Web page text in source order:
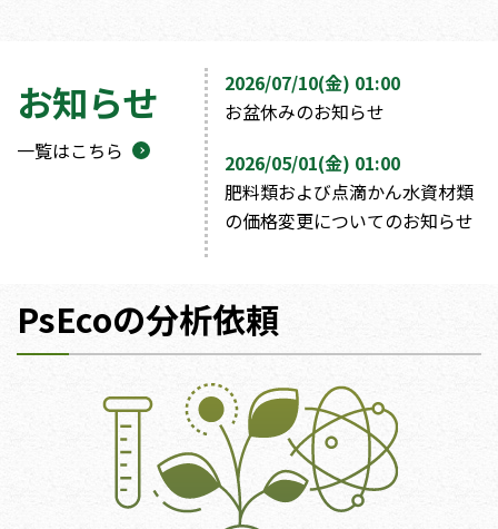
お知らせ
一覧はこちら
2026/07/10(金) 01:00
お盆休みのお知らせ
2026/05/01(金) 01:00
肥料類および点滴かん水資材類
の価格変更についてのお知らせ
PsEcoの分析依頼